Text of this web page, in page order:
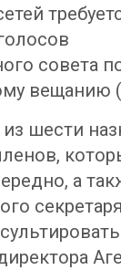
совета
вещанию
шести
а